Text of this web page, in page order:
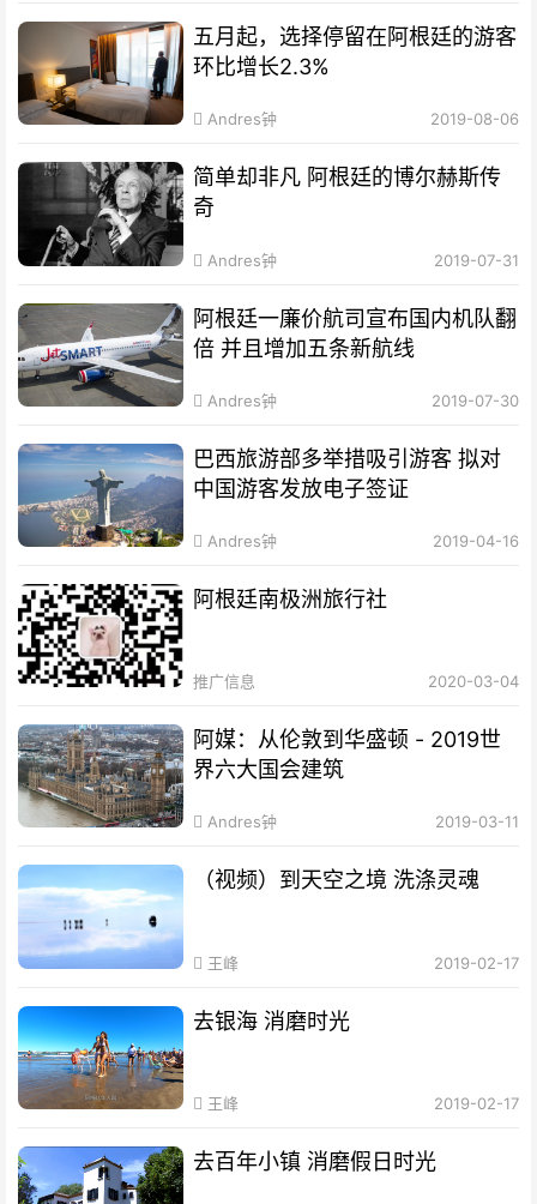
五月起，选择停留在阿根廷的游客
环比增长2.3%
Andres钟 2019-08-06
简单却非凡 阿根廷的博尔赫斯传
奇
Andres钟 2019-07-31
阿根廷一廉价航司宣布国内机队翻
倍 并且增加五条新航线
Andres钟 2019-07-30
巴西旅游部多举措吸引游客 拟对
中国游客发放电子签证
Andres钟 2019-04-16
阿根廷南极洲旅行社
推广信息 2020-03-04
阿媒：从伦敦到华盛顿 - 2019世
界六大国会建筑
Andres钟 2019-03-11
（视频）到天空之境 洗涤灵魂
王峰 2019-02-17
去银海 消磨时光
王峰 2019-02-17
去百年小镇 消磨假日时光